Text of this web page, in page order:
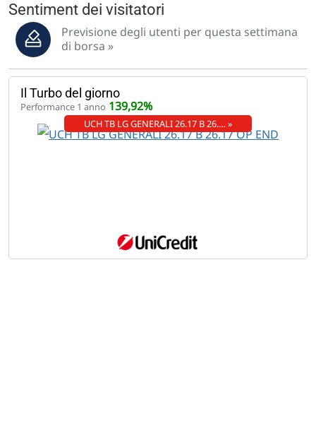
Sentiment dei visitatori
Previsione degli utenti per questa settimana
di borsa »
Il Turbo del giorno
Performance 1 anno 139,92%
UCH TB LG GENERALI 26.17 B 26.… »